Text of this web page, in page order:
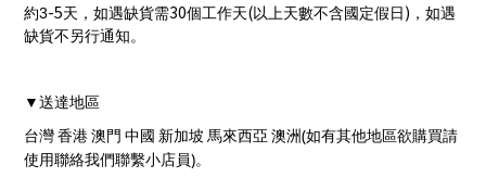
約3-5天，如遇缺貨需30個工作天(以上天數不含國定假日) ，如遇
缺貨不另行通知。
▼ 送達地區
台灣香港澳門 中國 新加坡 馬來西亞 澳洲(如有其他地區欲購買請
使用聯絡我們聯繫小店員)。